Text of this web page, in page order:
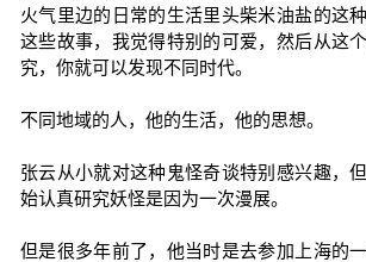
火气里边的日常的生活里头柴米油盐的这
这些故事，我觉得特别的可爱，然后从这
究，你就可以发现不同时代。
不同地域的人，他的生活，他的思想。
张云从小就对这种鬼怪奇谈特别感兴趣，
始认真研究妖怪是因为一次漫展。
但是很多年前了，他当时是去参加上海的